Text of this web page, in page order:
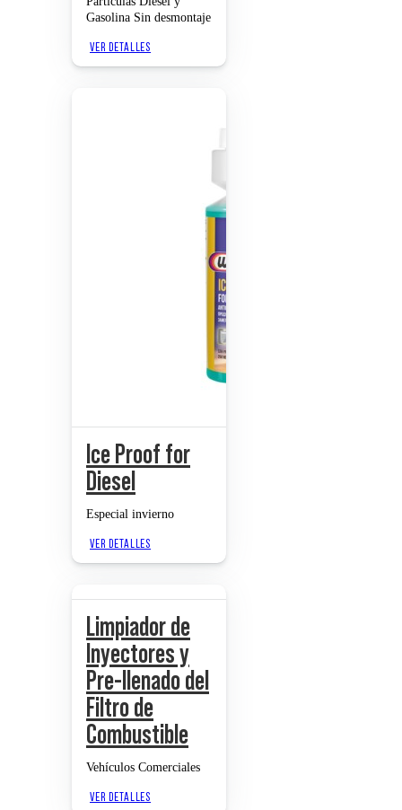
Gasolina Sin desmontaje
VER DETALLES
Ice Proof for
Diesel
Especial invierno
VER DETALLES
Limpiador de
Inyectores y
Pre-llenado del
Filtro de
Combustible
Vehículos Comerciales
VER DETALLES